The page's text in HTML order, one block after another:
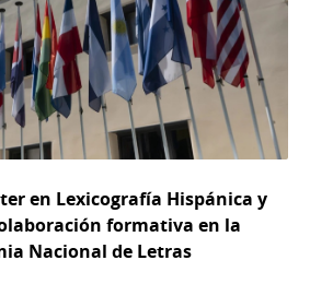
en Lexicografía Hispánica y
formativa en la
Nacional de Letras